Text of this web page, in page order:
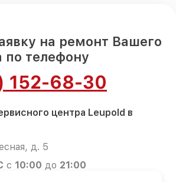
на ремонт Вашего
по телефону
152-68-30
центра Leupold в
д. 5
с 10:00 до 21:00